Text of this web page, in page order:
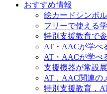
おすすめ情報
絵カードシンボ
フリーで使える
特別支援教育で
AT・AACが学べ
AT・AACが学べ
支援機器が常設
AT，AAC関連の
特別支援教育，